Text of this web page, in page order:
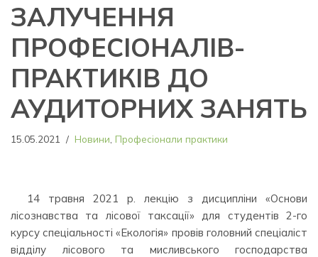
ЗАЛУЧЕННЯ
ПРОФЕСІОНАЛІВ-
ПРАКТИКІВ ДО
АУДИТОРНИХ ЗАНЯТЬ
15.05.2021 Новини Професіонали практики
14 травня 2021 р. лекцію з дисципліни «Основи
лісознавства та лісової таксації» для студентів 2-го
курсу спеціальності «Екологія» провів головний спеціаліст
відділу лісового та мисливського господарства